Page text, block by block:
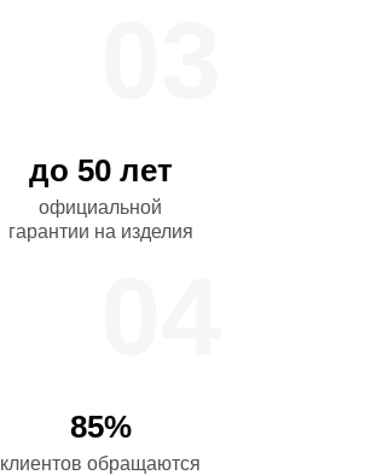
до 50 лет
официальной
гарантии на изделия
85%
клиентов обращаются